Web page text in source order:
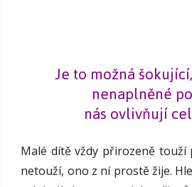
Je to možná
nenaplněné
nás ovlivňují
Malé dítě vždy přirozeně touží
netouží, ono z ní prostě žije.